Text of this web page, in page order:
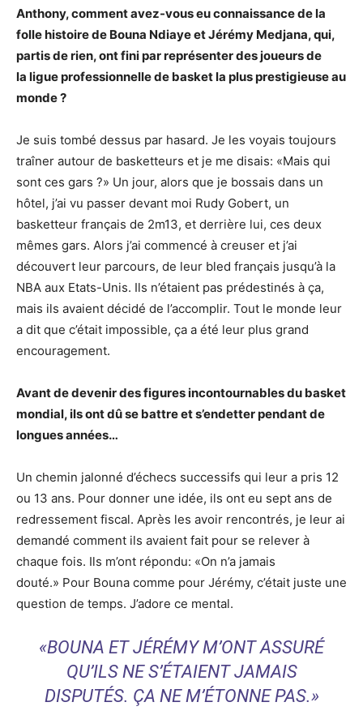
Anthony, comment avez-vous eu connaissance de la
folle histoire de Bouna Ndiaye et Jérémy Medjana, qui,
partis de rien, ont fini par représenter des joueurs de
la ligue professionnelle de basket la plus prestigieuse au
monde?
Je suis tombé dessus par hasard. Je les voyais toujours
traîner autour de basketteurs et je me disais: «Mais qui
sont ces gars ?» Un jour, alors que je bossais dans un
hôtel, j’ai vu passer devant moi Rudy Gobert, un
basketteur français de 2m13, et derrière lui, ces deux
mêmes gars. Alors j’ai commencé à creuser et j’ai
découvert leur parcours, de leur bled français jusqu’à la
NBA aux Etats-Unis. Ils n’étaient pas prédestinés à ça,
mais ils avaient décidé de l’accomplir. Tout le monde leur
a dit que c’était impossible, ça a été leur plus grand
encouragement.
Avant de devenir des figures incontournables du basket
mondial, ils ont dû se battre et s’endetter pendant de
longues années…
Un chemin jalonné d’échecs successifs qui leur a pris 12
ou 13 ans. Pour donner une idée, ils ont eu sept ans de
redressement fiscal. Après les avoir rencontrés, je leur ai
demandé comment ils avaient fait pour se relever à
chaque fois. Ils m’ont répondu: «On n’a jamais
douté.» Pour Bouna comme pour Jérémy, c’était juste une
question de temps. J’adore ce mental.
«BOUNA ET JÉRÉMY M’ONT ASSURÉ
QU’ILS NE S’ÉTAIENT JAMAIS
DISPUTÉS. ÇA NE M’ÉTONNE PAS.»